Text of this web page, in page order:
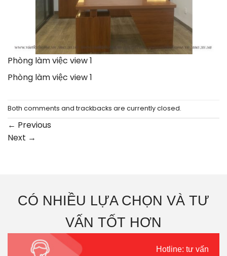
Phòng làm việc view 1
Phòng làm việc view 1
Both comments and trackbacks are currently closed.
← Previous
Next →
CÓ NHIỀU LỰA CHỌN VÀ TƯ
VẤN TỐT HƠN
Hotline: tư vấn